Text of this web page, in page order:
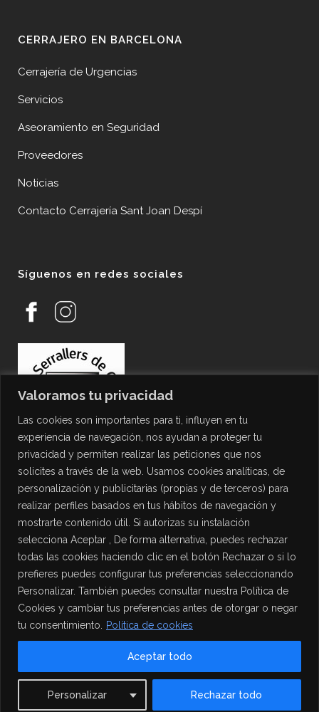
Valoramos tu privacidad
Las cookies son importantes para ti, influyen en tu
experiencia de navegación, nos ayudan a proteger tu
privacidad y permiten realizar las peticiones que nos
solicites a través de la web. Usamos cookies analíticas, de
personalización y publicitarias (propias y de terceros) para
realizar perfiles basados en tus hábitos de navegación y
mostrarte contenido útil. Si autorizas su instalación
selecciona Aceptar , De forma alternativa, puedes rechazar
todas las cookies haciendo clic en el botón Rechazar o si lo
prefieres puedes configurar tus preferencias seleccionando
Personalizar. También puedes consultar nuestra Política de
Cookies y cambiar tus preferencias antes de otorgar o negar
tu consentimiento.
Política de cookies
Personalizar Rechazar todo
Aceptar todo
CERRAJERO EN BARCELONA
Cerrajería de Urgencias
Servicios
Aseoramiento en Seguridad
Proveedores
Noticias
Contacto Cerrajería Sant Joan Despí
Síguenos en redes sociales
PROTECCIÓN DE DATOS
Política de Privacidad
Política de Cookies
Aviso Legal